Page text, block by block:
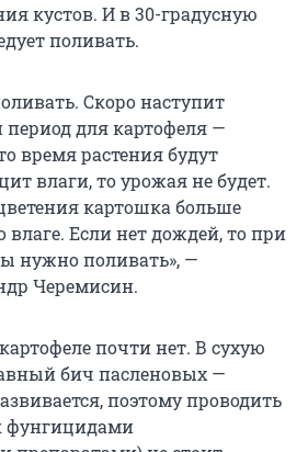
кустов. И в 30-градусную
поливать.
Скоро наступит
период для картофеля —
время растения будут
влаги, то урожая не будет.
картошка больше
влаге. Если нет дождей, то при
нужно поливать», —
Черемисин.
почти нет. В сухую
бич пасленовых —
поэтому проводить
фунгицидами